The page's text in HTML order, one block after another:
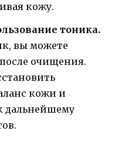
кожу.
тоника.
вы можете
очищения.
кожи и
дальнейшему